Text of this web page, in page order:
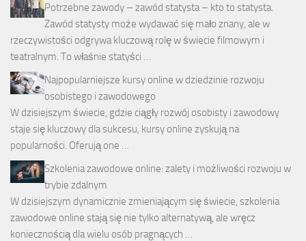
Potrzebne zawody – zawód statysta – kto to statysta.
Zawód statysty może wydawać się mało znany, ale w
rzeczywistości odgrywa kluczową rolę w świecie filmowym i
teatralnym. To właśnie statyści …
Najpopularniejsze kursy online w dziedzinie rozwoju
osobistego i zawodowego
W dzisiejszym świecie, gdzie ciągły rozwój osobisty i zawodowy
staje się kluczowy dla sukcesu, kursy online zyskują na
popularności. Oferują one …
Szkolenia zawodowe online: zalety i możliwości rozwoju w
trybie zdalnym
W dzisiejszym dynamicznie zmieniającym się świecie, szkolenia
zawodowe online stają się nie tylko alternatywą, ale wręcz
koniecznością dla wielu osób pragnących …